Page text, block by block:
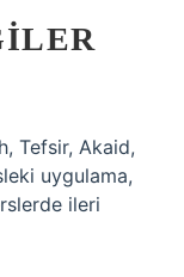
Tefsir, Akaid,
uygulama,
ileri